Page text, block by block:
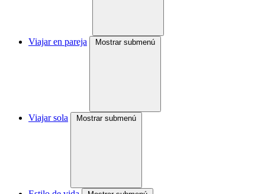
Viajar en pareja Mostrar submenú
Viajar sola Mostrar submenú